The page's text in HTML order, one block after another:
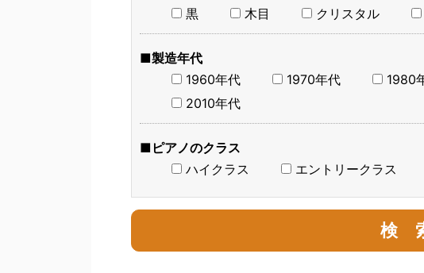
黒
木目 クリスタル
■製造年代
1960年代
1970年代 1980
2010年代
■ピアノのクラス
ハイクラス
エントリークラス